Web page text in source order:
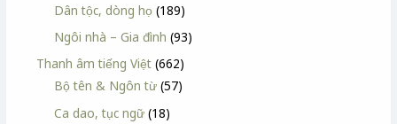
Dân tộc, dòng họ (189)
Ngôi nhà – Gia đình (93)
Thanh âm tiếng Việt (662)
Bộ tên & Ngôn từ (57)
Ca dao, tục ngữ (18)